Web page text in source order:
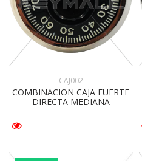
CAJ002
COMBINACION CAJA FUERTE
DIRECTA MEDIANA